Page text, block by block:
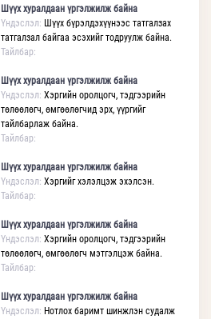
Шүүх хуралдаан үргэлжилж байна
Үндэслэл: Шүүх бүрэлдэхүүнээс татгалзах
татгалзал байгаа эсэхийг тодруулж байна.
Тайлбар:
Шүүх хуралдаан үргэлжилж байна
Үндэслэл: Хэргийн оролцогч, тэдгээрийн
төлөөлөгч, өмгөөлөгчид эрх, үүргийг
тайлбарлаж байна.
Тайлбар:
Шүүх хуралдаан үргэлжилж байна
Үндэслэл: Хэргийг хэлэлцэж эхэлсэн.
Тайлбар:
Шүүх хуралдаан үргэлжилж байна
Үндэслэл: Хэргийн оролцогч, тэдгээрийн
төлөөлөгч, өмгөөлөгч мэтгэлцэж байна.
Тайлбар:
Шүүх хуралдаан үргэлжилж байна
Үндэслэл: Нотлох баримт шинжлэн судалж